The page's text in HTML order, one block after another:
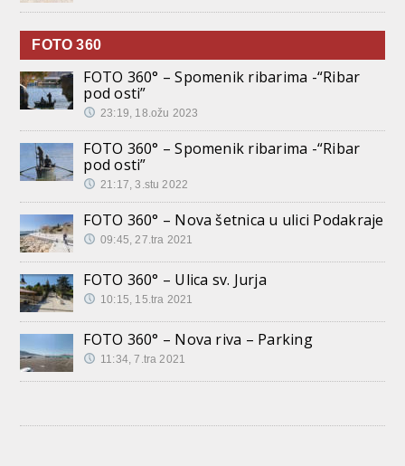
FOTO 360
FOTO 360° – Spomenik ribarima -“Ribar
pod osti”
23:19, 18.ožu 2023
FOTO 360° – Spomenik ribarima -“Ribar
pod osti”
21:17, 3.stu 2022
FOTO 360° – Nova šetnica u ulici Podakraje
09:45, 27.tra 2021
FOTO 360° – Ulica sv. Jurja
10:15, 15.tra 2021
FOTO 360° – Nova riva – Parking
11:34, 7.tra 2021